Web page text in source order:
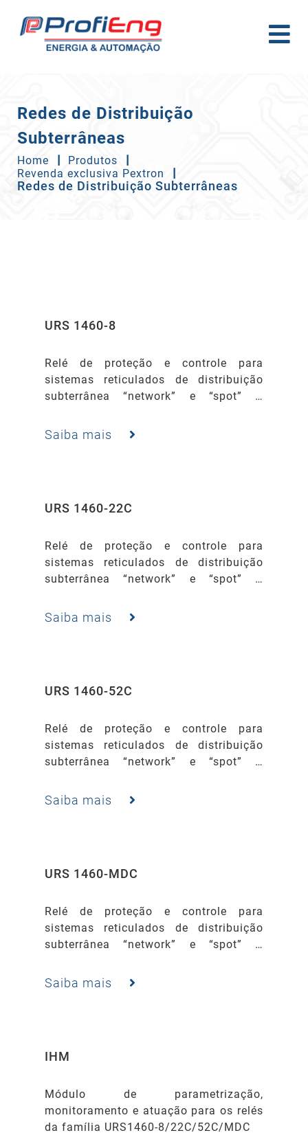
Redes de Distribuição
Subterrâneas
Home
Produtos
Revenda exclusiva Pextron
Redes de Distribuição Subterrâneas
URS 1460-8
Relé de proteção e controle para
sistemas reticulados de distribuição
subterrânea “network” e “spot” –
8 ou similar.
Saiba mais
URS 1460-22C
Relé de proteção e controle para
sistemas reticulados de distribuição
subterrânea “network” e “spot” –
WESTINGHOUSE modelo CM-22 ou
Saiba mais
URS 1460-52C
Relé de proteção e controle para
sistemas reticulados de distribuição
subterrânea “network” e “spot” –
WESTINGHOUSE modelo CM-52 ou
Saiba mais
URS 1460-MDC
Relé de proteção e controle para
sistemas reticulados de distribuição
subterrânea “network” e “spot” –
WESTINGHOUSE modelo CMD ou
Saiba mais
IHM
Módulo de parametrização,
monitoramento e atuação para os relés
da família URS1460-8/22C/52C/MDC